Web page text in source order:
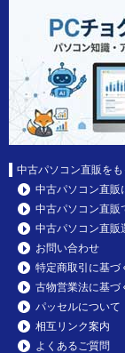
中古パソコン直販を
中古パソコン直販
中古パソコン直販
中古パソコン直販
お問い合わせ
特定商取引に基づ
古物営業法に基づ
パッセルについて
相互リンク案内
よくあるご質問